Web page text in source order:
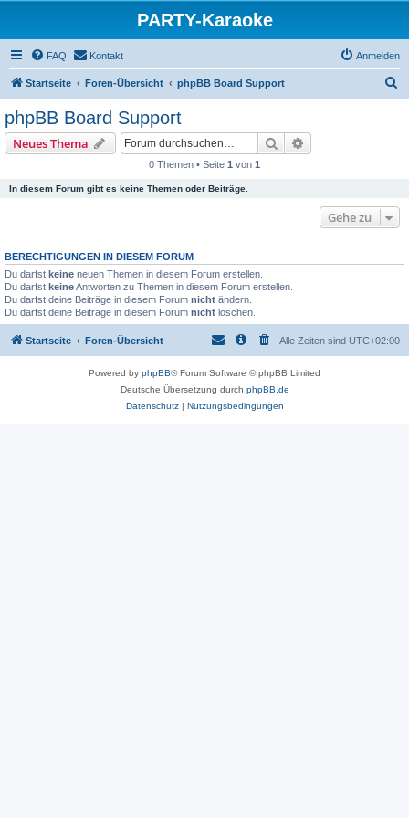
PARTY-Karaoke
FAQ Kontakt Anmelden
Startseite Foren-Übersicht phpBB Board Support
phpBB Board Support
Neues Thema Suche
0 Themen • Seite 1 von 1
In diesem Forum gibt es keine Themen oder Beiträge.
Gehe zu
BERECHTIGUNGEN IN DIESEM FORUM
Du darfst keine neuen Themen in diesem Forum erstellen.
Du darfst keineAntworten zu Themen in diesem Forum erstellen.
Du darfst deine Beiträge in diesem Forum nicht ändern.
Du darfst deine Beiträge in diesem Forum nicht löschen.
Startseite Foren-Übersicht Alle Zeiten sind UTC+02:00
Powered by phpBB® Forum Software © phpBB Limited
Deutsche Übersetzung durch phpBB.de
Datenschutz| Nutzungsbedingungen